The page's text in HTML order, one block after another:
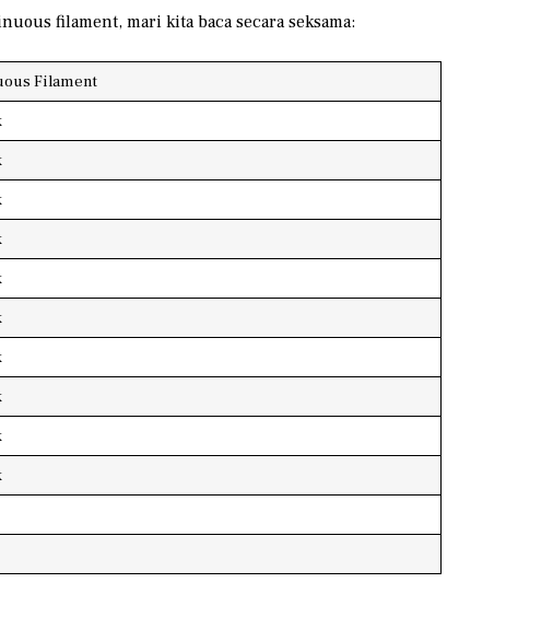
filament, mari kita baca secara seksama:
Filament